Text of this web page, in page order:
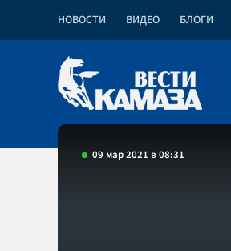
НОВОСТИ ВИДЕО БЛОГИ
09 мар 2021 в 08:31